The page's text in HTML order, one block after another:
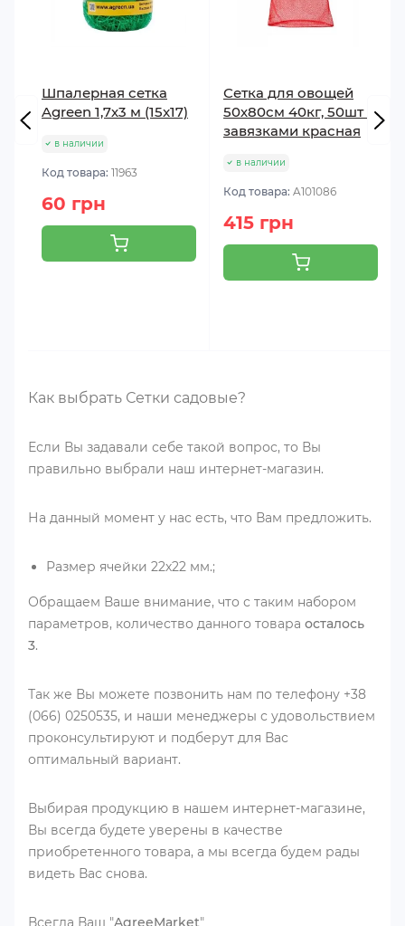
Шпалерная сетка
Agreen 1,7х3 м (15x17)
в наличии
Код товара: 11963
60 грн
Сетка для овощей
50х80см 40кг, 50шт с
завязками красная
в наличии
Код товара: A101086
415 грн
Как выбрать Сетки садовые?
Если Вы задавали себе такой вопрос, то Вы
правильно выбрали наш интернет-магазин.
На данный момент у нас есть, что Вам предложить.
Размер ячейки 22х22 мм.;
Обращаем Ваше внимание, что с таким набором
параметров, количество данного товара осталось
3.
Так же Вы можете позвонить нам по телефону +38
(066) 0250535, и наши менеджеры с удовольствием
проконсультируют и подберут для Вас
оптимальный вариант.
Выбирая продукцию в нашем интернет-магазине,
Вы всегда будете уверены в качестве
приобретенного товара, а мы всегда будем рады
видеть Вас снова.
Всегда Ваш "AgreeMarket"